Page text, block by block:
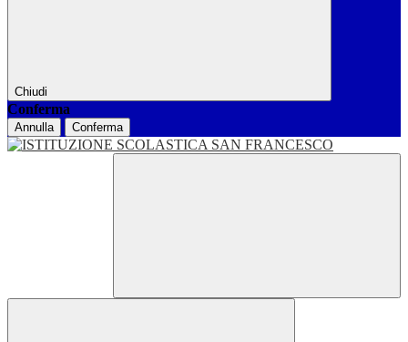
Chiudi
Conferma
Annulla Conferma